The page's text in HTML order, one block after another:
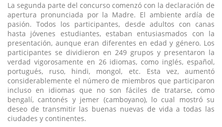
La segunda parte del concurso comenzó con la declaración de
apertura pronunciada por la Madre. El ambiente ardía de
pasión. Todos los participantes, desde adultos con canas
hasta jóvenes estudiantes, estaban entusiasmados con la
presentación, aunque eran diferentes en edad y género. Los
participantes se dividieron en 249 grupos y presentaron la
verdad vigorosamente en 26 idiomas, como inglés, español,
portugués, ruso, hindi, mongol, etc. Esta vez, aumentó
considerablemente el número de miembros que participaron
incluso en idiomas que no son fáciles de tratarse, como
bengalí, cantonés y jemer (camboyano), lo cual mostró su
deseo de transmitir las buenas nuevas de vida a todas las
ciudades y continentes.